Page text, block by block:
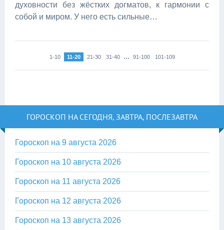
духовности без жёстких догматов, к гармонии с
собой и миром. У него есть сильные…
1-10 11-20 21-30 31-40 ... 91-100 101-109
ГОРОСКОП НА СЕГОДНЯ, ЗАВТРА, ПОСЛЕЗАВТРА
Гороскоп на 9 августа 2026
Гороскоп на 10 августа 2026
Гороскоп на 11 августа 2026
Гороскоп на 12 августа 2026
Гороскоп на 13 августа 2026